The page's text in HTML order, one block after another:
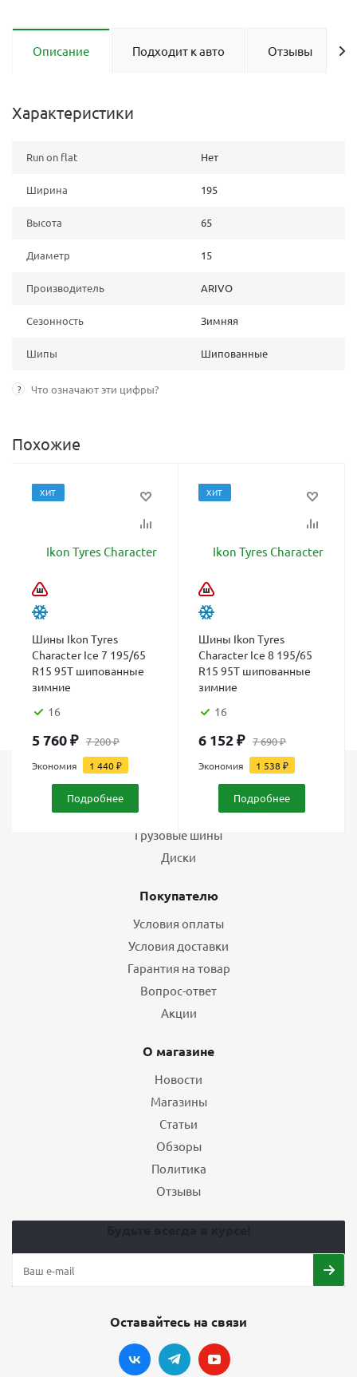
Описание Подходит к авто Отзывы
Характеристики
Run on flat Нет
Ширина 195
Высота 65
Диаметр 15
Производитель ARIVO
Сезонность Зимняя
Шипы Шипованные
? Что означают эти цифры?
Похожие
ХИТ
Шины Ikon Tyres
Character Ice 7 195/65
R15 95T шипованные
зимние
16
5 760₽ 7 200₽
Экономия 1 440₽
Подробнее
ХИТ
Шины Ikon Tyres
Character Ice 8 195/65
R15 95T шипованные
зимние
16
6 152₽ 7 690₽
Экономия 1 538 ₽
Подробнее
Грузовые шины
Диски
Покупателю
Условия оплаты
Условия доставки
Гарантия на товар
Вопрос-ответ
Акции
О магазине
Новости
Магазины
Статьи
Обзоры
Политика
Отзывы
Оставайтесь на связи